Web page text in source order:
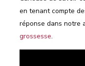
en tenant compte
réponse dans notre
grossesse.